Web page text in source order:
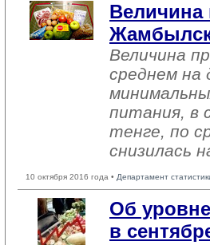
Величина
среднем на
питания, в
тенге, по
снизилась
10 октября 2016 года • Департамент
Об
в